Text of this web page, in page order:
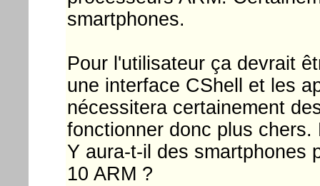
smartphones.
Pour l'utilisateur ça devrait
une interface CShell et les
nécessitera certainement
fonctionner donc plus
Y aura-t-il des smartphones
10 ARM ?